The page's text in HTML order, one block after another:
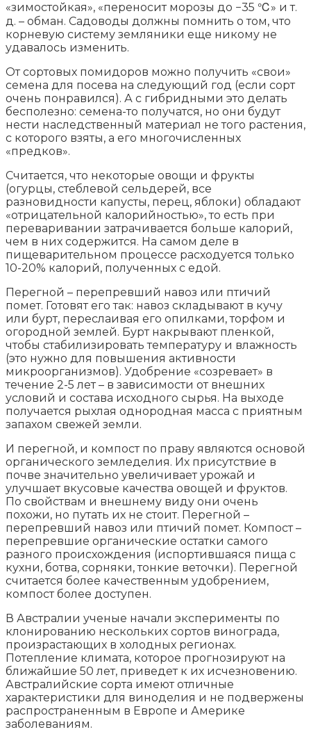
«зимостойкая», «переносит морозы до −35 ℃» и т.
д. – обман. Садоводы должны помнить о том, что
корневую систему земляники еще никому не
удавалось изменить.
От сортовых помидоров можно получить «свои»
семена для посева на следующий год (если сорт
очень понравился). А с гибридными это делать
бесполезно: семена-то получатся, но они будут
нести наследственный материал не того растения,
с которого взяты, а его многочисленных
«предков».
Считается, что некоторые овощи и фрукты
(огурцы, стеблевой сельдерей, все
разновидности капусты, перец, яблоки) обладают
«отрицательной калорийностью», то есть при
переваривании затрачивается больше калорий,
чем в них содержится. На самом деле в
пищеварительном процессе расходуется только
10-20% калорий, полученных с едой.
Перегной – перепревший навоз или птичий
помет. Готовят его так: навоз складывают в кучу
или бурт, переслаивая его опилками, торфом и
огородной землей. Бурт накрывают пленкой,
чтобы стабилизировать температуру и влажность
(это нужно для повышения активности
микроорганизмов). Удобрение «созревает» в
течение 2-5 лет – в зависимости от внешних
условий и состава исходного сырья. На выходе
получается рыхлая однородная масса с приятным
запахом свежей земли.
И перегной, и компост по праву являются основой
органического земледелия. Их присутствие в
почве значительно увеличивает урожай и
улучшает вкусовые качества овощей и фруктов.
По свойствам и внешнему виду они очень
похожи, но путать их не стоит. Перегной –
перепревший навоз или птичий помет. Компост –
перепревшие органические остатки самого
разного происхождения (испортившаяся пища с
кухни, ботва, сорняки, тонкие веточки). Перегной
считается более качественным удобрением,
компост более доступен.
В Австралии ученые начали эксперименты по
клонированию нескольких сортов винограда,
произрастающих в холодных регионах.
Потепление климата, которое прогнозируют на
ближайшие 50 лет, приведет к их исчезновению.
Австралийские сорта имеют отличные
характеристики для виноделия и не подвержены
распространенным в Европе и Америке
заболеваниям.